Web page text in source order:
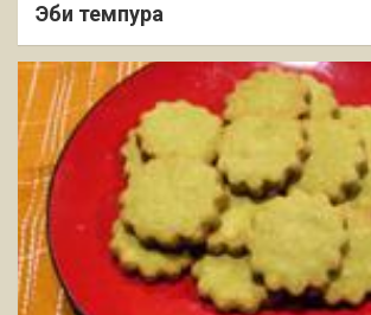
Эби темпура